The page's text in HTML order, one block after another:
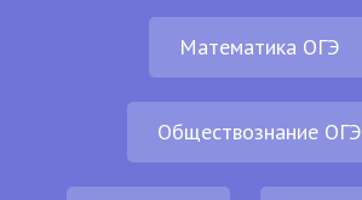
Математика ОГЭ
Обществознание ОГЭ